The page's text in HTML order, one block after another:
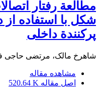
مطالعة رفتار
شکل با استفاده از
پرکنندة داخلی
شاهرخ مالک، مرتضی حاجی
مشاهده مقاله
اصل مقاله 520.64 K